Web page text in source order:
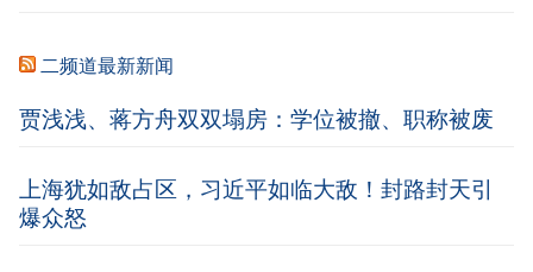
二频道最新新闻
贾浅浅、蒋方舟双双塌房：学位被撤、职称被废
上海犹如敌占区，习近平如临大敌！封路封天引
爆众怒